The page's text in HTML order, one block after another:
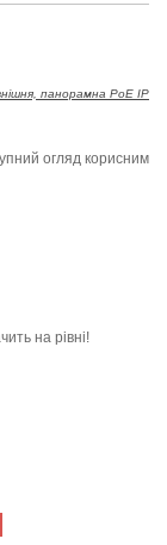
панорамна PoE IP
огляд корисним
на рівні!